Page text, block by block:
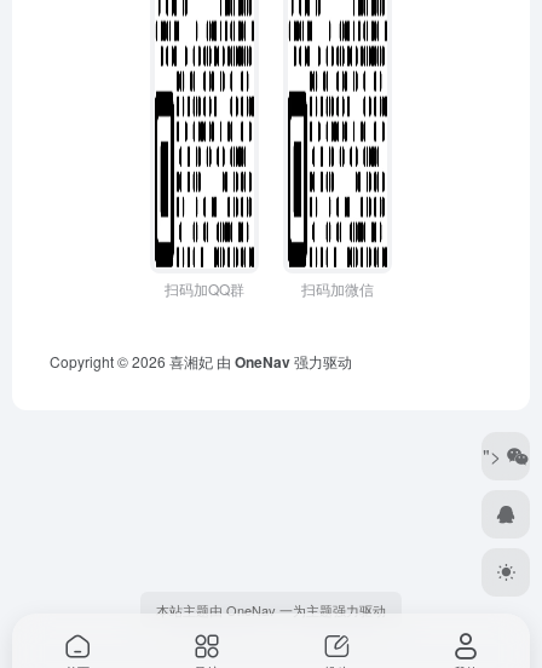
扫码加QQ群 扫码加微信
Copyright © 2026 喜湘妃 由 OneNav强力驱动
">
本站主题由 OneNav 一为主题强力驱动